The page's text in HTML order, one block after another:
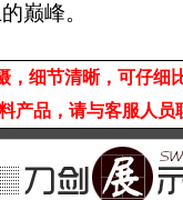
巅峰。
，细节清晰，可仔细
产品，请与客服人员